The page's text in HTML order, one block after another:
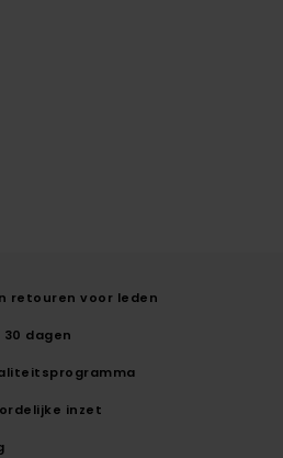
retouren voor leden
dagen
inzet